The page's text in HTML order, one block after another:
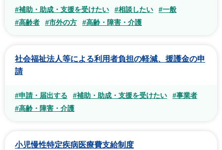
#補助・助成・支援を受けたい #相談したい
#一般
#高齢者
#市外の方 #高齢・障害・介護
社会福祉法人等による利用者負担の軽減、援護金の申
請
#申請・届出する #補助・助成・支援を受けたい
#事業者
#高齢・障害・介護
小児慢性特定疾病医療費支給制度